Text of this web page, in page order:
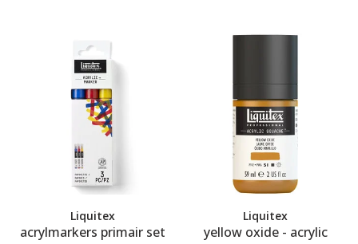
Liquitex
acrylmarkers primair set
Liquitex
yellow oxide - acrylic